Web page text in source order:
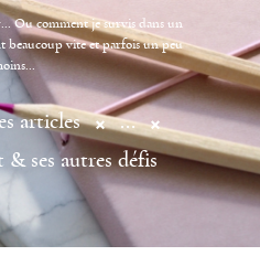
Ou comment je survis dans un
beaucoup vite et parfois un peu
articles
...
ses autres défis